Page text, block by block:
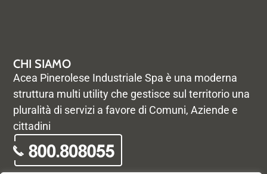
CHI SIAMO
Acea Pinerolese Industriale Spa è una moderna
struttura multi utility che gestisce sul territorio una
pluralità di servizi a favore di Comuni, Aziende e
cittadini